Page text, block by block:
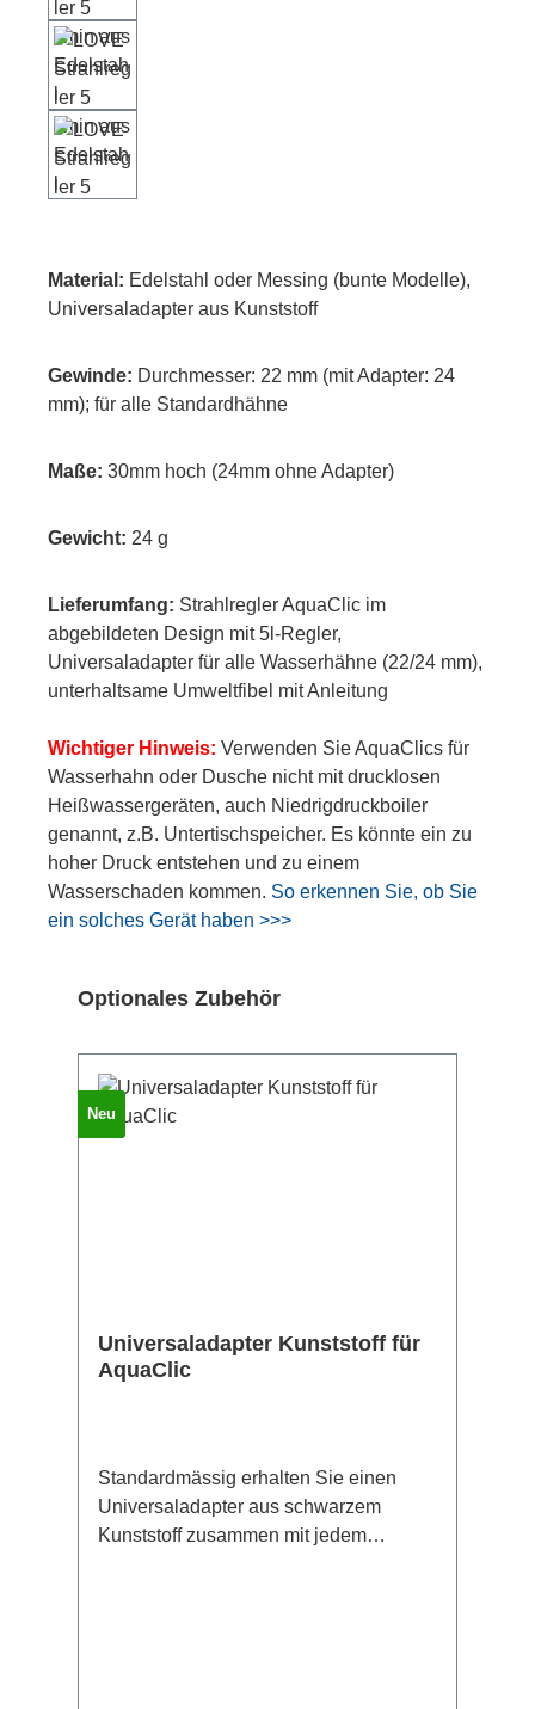
Material: Edelstahl oder Messing (bunte Modelle),
Universaladapter aus Kunststoff
Gewinde: Durchmesser: 22 mm (mit Adapter: 24
mm); für alle Standardhähne
Maße: 30mm hoch (24mm ohne Adapter)
Gewicht: 24 g
Lieferumfang: Strahlregler AquaClic im
abgebildeten Design mit 5l-Regler,
Universaladapter für alle Wasserhähne (22/24 mm),
unterhaltsame Umweltfibel mit Anleitung
Wichtiger Hinweis: Verwenden Sie AquaClics für
Wasserhahn oder Dusche nicht mit drucklosen
Heißwassergeräten, auch Niedrigdruckboiler
genannt, z.B. Untertischspeicher. Es könnte ein zu
hoher Druck entstehen und zu einem
Wasserschaden kommen. So erkennen Sie, ob Sie
ein solches Gerät haben >>>
Produktgalerie überspringen
Optionales Zubehör
Neu
Universaladapter Kunststoff für
AquaClic
Standardmässig erhalten Sie einen
Universaladapter aus schwarzem
Kunststoff zusammen mit jedem